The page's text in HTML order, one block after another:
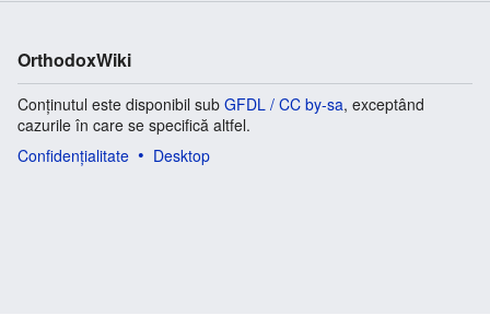
OrthodoxWiki
Conținutul este disponibil sub GFDL / CC by-sa, exceptând
cazurile în care se specifică altfel.
Confidențialitate
Desktop